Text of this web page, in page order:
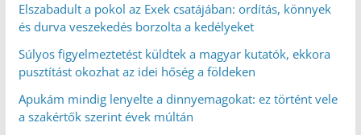
Elszabadult a pokol az Exek csatájában: ordítás, könnyek
és durva veszekedés borzolta a kedélyeket
Súlyos figyelmeztetést küldtek a magyar kutatók, ekkora
pusztítást okozhat az idei hőség a földeken
Apukám mindig lenyelte a dinnyemagokat: ez történt vele
a szakértők szerint évek múltán